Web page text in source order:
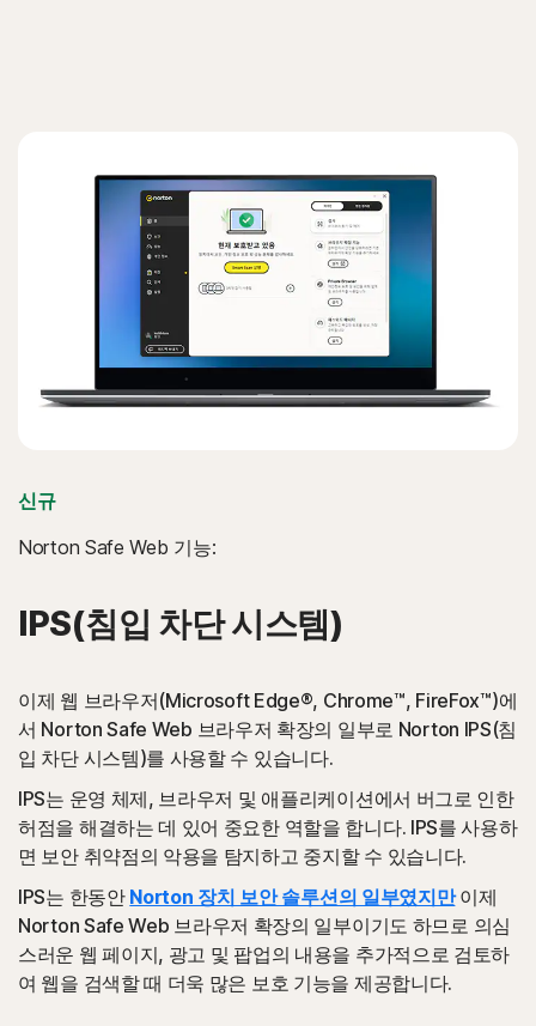
신규
Norton Safe Web 기능:
IPS(침입 차단 시스템)
이제 웹 브라우저(Microsoft Edge®, Chrome™, FireFox™)에
서 Norton Safe Web 브라우저 확장의 일부로 Norton IPS(침
입 차단 시스템)를 사용할 수 있습니다.
IPS는 운영 체제, 브라우저 및 애플리케이션에서 버그로 인한
허점을 해결하는 데 있어 중요한 역할을 합니다. IPS를 사용하
면 보안 취약점의 악용을 탐지하고 중지할 수 있습니다.
IPS는 한동안 Norton 장치 보안 솔루션의 일부였지만이제
Norton Safe Web 브라우저 확장의 일부이기도 하므로 의심
스러운 웹 페이지, 광고 및 팝업의 내용을 추가적으로 검토하
여 웹을 검색할 때 더욱 많은 보호 기능을 제공합니다.